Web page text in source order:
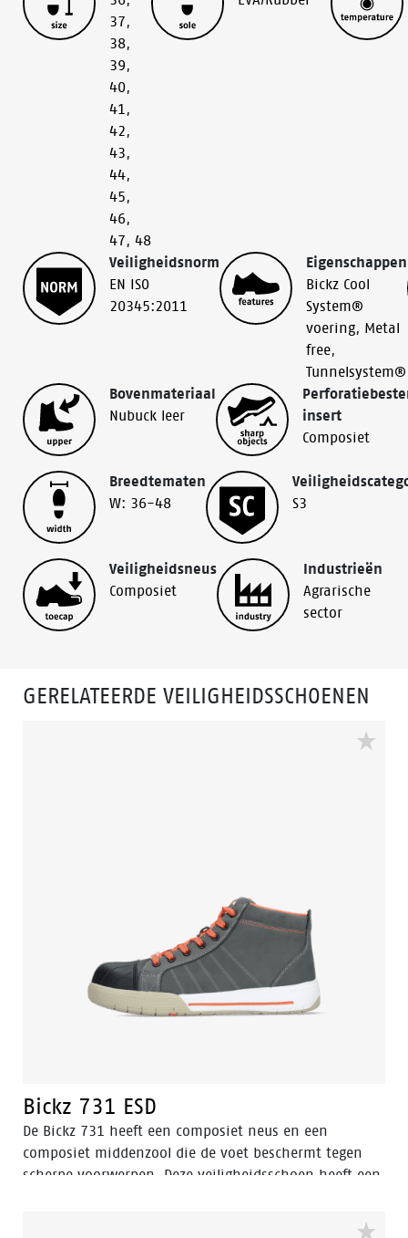
37,
38,
39,
40,
41,
42,
43,
44,
45,
46,
47, 48
Veiligheidsnorm
EN ISO
20345:2011
Eigenschappen
Bickz Cool
System®
voering, Metal
free,
Tunnelsystem®
Bovenmateriaal
Nubuck leer
insert
Composiet
Breedtematen
W: 36-48
S3
Veiligheidsneus
Composiet
Industrieën
Agrarische
sector
GERELATEERDE VEILIGHEIDSSCHOENEN
Bickz 731 ESD
De Bickz 731 heeft een composiet neus en een
composiet middenzool die de voet beschermt tegen
scherpe voorwerpen. Deze veiligheidsschoen heeft een
beschermen. De voering van de Bickz 731 is gemaakt